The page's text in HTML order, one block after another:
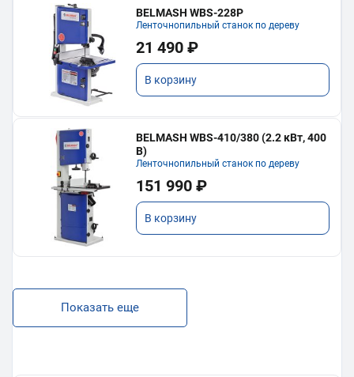
BELMASH WBS-228P
Ленточнопильный станок по дереву
21 490 ₽
В корзину
BELMASH WBS-410/380 (2.2 кВт, 400
В)
Ленточнопильный станок по дереву
151 990 ₽
В корзину
Показать еще